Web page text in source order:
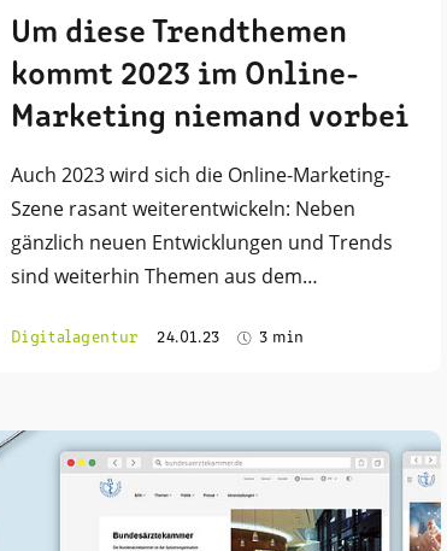
Um diese Trendthemen
kommt 2023 im Online-
Marketing niemand vorbei
Auch 2023 wird sich die Online-Marketing-
Szene rasant weiterentwickeln: Neben
gänzlich neuen Entwicklungen und Trends
sind weiterhin Themen aus dem…
Digitalagentur 24.01.23 3 min